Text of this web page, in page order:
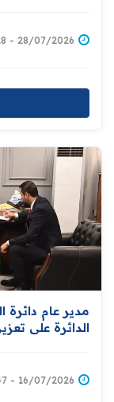
28/07/2026 - 01:28 صباحًا
مدير عام
الدائرة على
16/07/2026 - 01:47 صباحًا